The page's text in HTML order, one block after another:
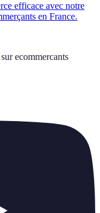
efficace avec notre
en France.
ecommercants